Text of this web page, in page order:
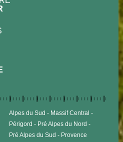
Alpes du Sud
Massif Central
Périgord
Pré Alpes du Nord
Pré Alpes du Sud
Provence